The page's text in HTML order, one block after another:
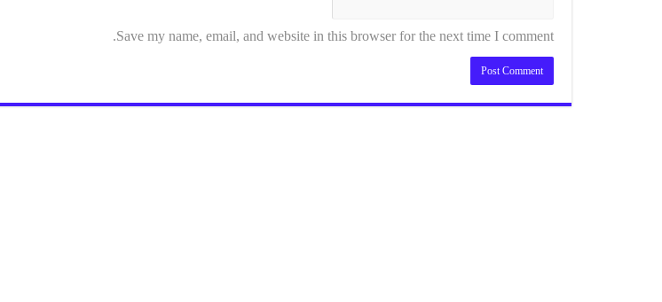
Save my name, email, and website in this browser for the next time I comment.